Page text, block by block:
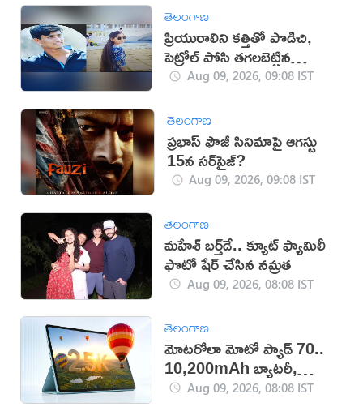
తెలంగాణ
ప్రియురాలిని కత్తితో పొడిచి,
పెట్రోల్ పోసి తగలబెట్టిన
ప్రియుడు!
Aug 09, 2026, 09:08 IST
తెలంగాణ
ప్రభాస్ ఫౌజీ సినిమాపై ఆగస్టు
15న సర్‌ప్రైజ్?
Aug 09, 2026, 09:08 IST
తెలంగాణ
మహేశ్‌ బర్త్‌డే.. క్యూట్‌ ఫ్యామిలీ
ఫొటో షేర్ చేసిన నమ్రత
Aug 09, 2026, 08:08 IST
తెలంగాణ
మోటరోలా మోటో ప్యాడ్ 70..
10,200mAh బ్యాటరీ,
5Gతో కొత్త టాబ్లెట్ విడుదల
Aug 09, 2026, 08:08 IST